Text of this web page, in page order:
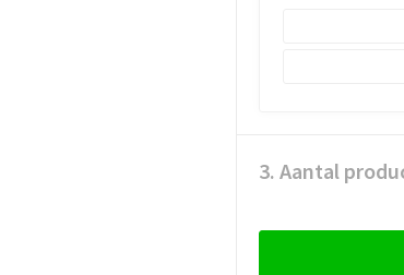
3. Aantal